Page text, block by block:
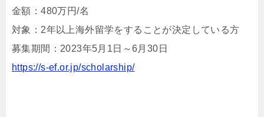
金額：480万円/名
対象：2年以上海外留学をすることが決定している方
募集期間：2023年5月1日～6月30日
https://s-ef.or.jp/scholarship/